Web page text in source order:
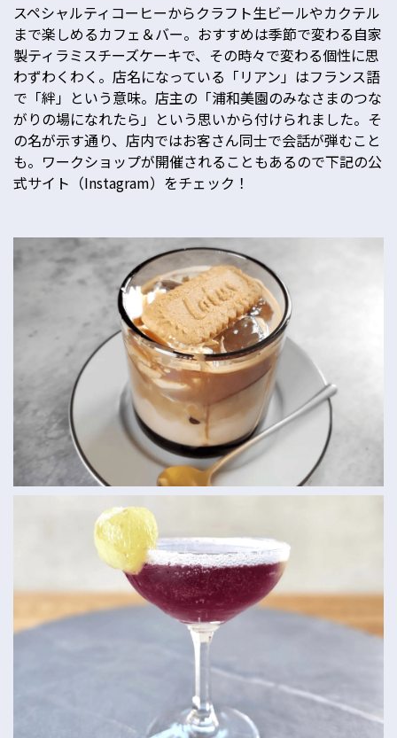
スペシャルティコーヒーからクラフト生ビールやカクテル
まで楽しめるカフェ＆バー。おすすめは季節で変わる自家
製ティラミスチーズケーキで、その時々で変わる個性に思
わずわくわく。店名になっている「リアン」はフランス語
で「絆」という意味。店主の「浦和美園のみなさまのつな
がりの場になれたら」という思いから付けられました。そ
の名が示す通り、店内ではお客さん同士で会話が弾むこと
も。ワークショップが開催されることもあるので下記の公
式サイト（Instagram）をチェック！